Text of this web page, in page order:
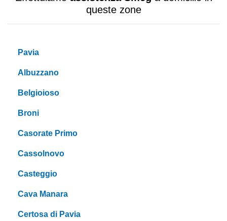
queste zone
Pavia
Albuzzano
Belgioioso
Broni
Casorate Primo
Cassolnovo
Casteggio
Cava Manara
Certosa di Pavia